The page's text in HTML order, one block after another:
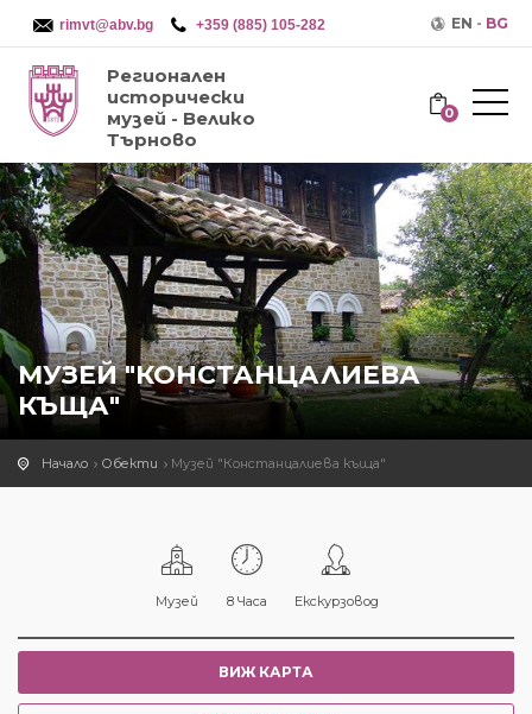
rimvt@abv.bg +359 (885) 105-282 EN - BG
Регионален
исторически
музей - Велико
Търново
0
МУЗЕЙ "КОНСТАНЦАЛИЕВА
КЪЩА"
Начало Обекти Музей "Констанцалиева къща"
Музей 8 Часа Екскурзовод
ВИЖ КАРТА